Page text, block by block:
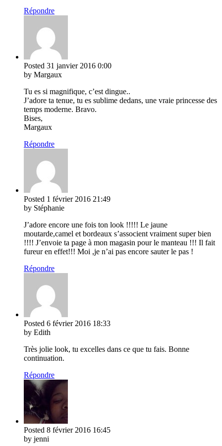
Répondre
Posted 31 janvier 2016 0:00
by Margaux
Tu es si magnifique, c’est dingue..
J’adore ta tenue, tu es sublime dedans, une vraie princesse des
temps moderne. Bravo.
Bises,
Margaux
Répondre
Posted 1 février 2016 21:49
by Stéphanie
J’adore encore une fois ton look !!!!! Le jaune
moutarde,camel et bordeaux s’associent vraiment super bien
!!!! J’envoie ta page à mon magasin pour le manteau !!! Il fait
fureur en effet!!! Moi ,je n’ai pas encore sauter le pas !
Répondre
Posted 6 février 2016 18:33
by Edith
Très jolie look, tu excelles dans ce que tu fais. Bonne
continuation.
Répondre
Posted 8 février 2016 16:45
by jenni